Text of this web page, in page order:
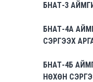
БНАТ-3
БНАТ-4А
СЭРГЭЭХ
БНАТ-4Б
НӨХӨН